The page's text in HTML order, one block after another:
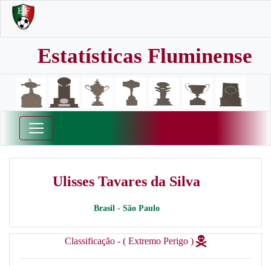
Estatísticas Fluminense
Ulisses Tavares da Silva
Brasil - São Paulo
Classificação - ( Extremo Perigo )